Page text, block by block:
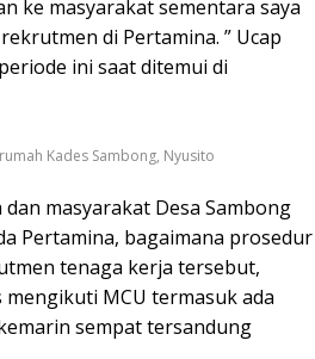
ke masyarakat sementara saya
di Pertamina. ” Ucap
ini saat ditemui di
Kades Sambong, Nyusito
masyarakat Desa Sambong
Pertamina, bagaimana prosedur
tenaga kerja tersebut,
MCU termasuk ada
sempat tersandung